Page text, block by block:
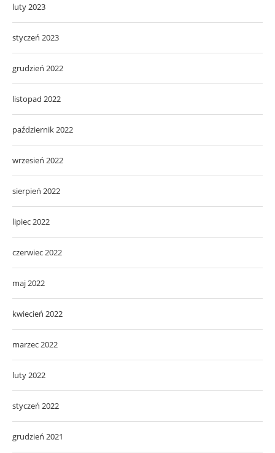
luty 2023
styczeń 2023
grudzień 2022
listopad 2022
październik 2022
wrzesień 2022
sierpień 2022
lipiec 2022
czerwiec 2022
maj 2022
kwiecień 2022
marzec 2022
luty 2022
styczeń 2022
grudzień 2021